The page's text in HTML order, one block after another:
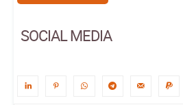
SOCIAL MEDIA